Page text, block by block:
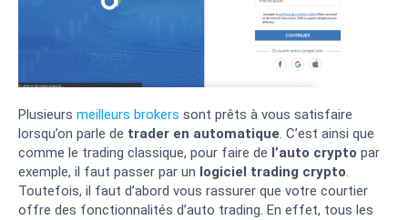
Plusieurs meilleurs brokers sont prêts à vous satisfaire
lorsqu’on parle de trader en automatique. C’est ainsi que
comme le trading classique, pour faire de l’auto crypto par
exemple, il faut passer par un logiciel trading crypto.
Toutefois, il faut d’abord vous rassurer que votre courtier
offre des fonctionnalités d’auto trading. En effet, tous les